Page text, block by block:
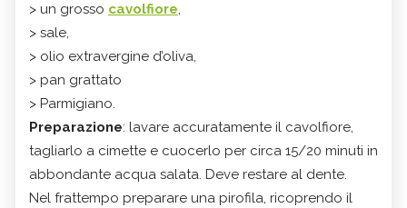
> un grosso cavolfiore,
> sale,
> olio extravergine d’oliva,
> pan grattato
> Parmigiano.
Preparazione: lavare accuratamente il cavolfiore,
tagliarlo a cimette e cuocerlo per circa 15/20 minuti in
abbondante acqua salata. Deve restare al dente.
Nel frattempo preparare una pirofila, ricoprendo il